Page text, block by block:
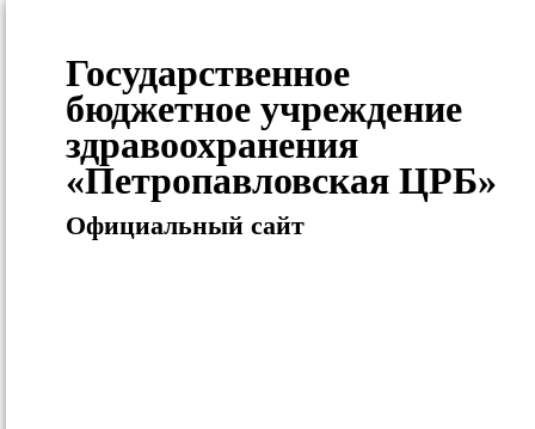
Государственное
бюджетное учреждение
здравоохранения
«Петропавловская ЦРБ»
Официальный сайт